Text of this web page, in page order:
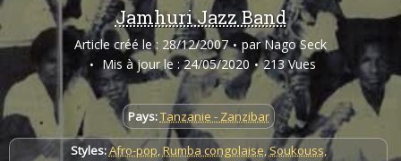
Jamhuri Jazz Band
Article créé le : 28/12/2007 par Nago Seck
Mis à jour le : 24/05/2020
213 Vues
Pays:Tanzanie - Zanzibar
Styles:Afro-pop,Rumba congolaise,Soukouss,